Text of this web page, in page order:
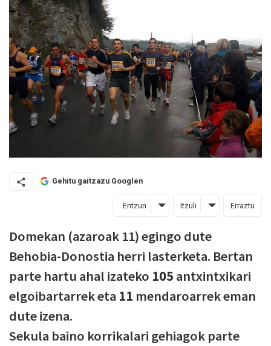
Gehitu gaitzazu Googlen
Entzun Itzuli Erraztu
Domekan (azaroak 11) egingo dute
Behobia-Donostia herri lasterketa. Bertan
parte hartu ahal izateko 105 antxintxikari
elgoibartarrek eta 11 mendaroarrek eman
dute izena.
Sekula baino korrikalari gehiagok parte